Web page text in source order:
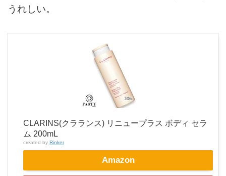
うれしい。
CLARINS(クラランス) リニュープラス ボディ セラ
ム 200mL
created by Rinker
Amazon